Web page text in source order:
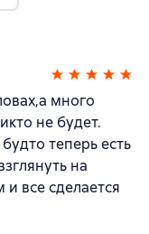
много
не будет.
теперь есть
на
все сделается